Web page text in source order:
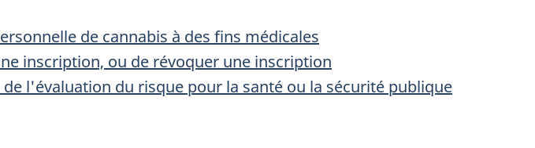
de cannabis à des fins médicales
inscription, ou de révoquer une inscription
l'évaluation du risque pour la santé ou la sécurité publique